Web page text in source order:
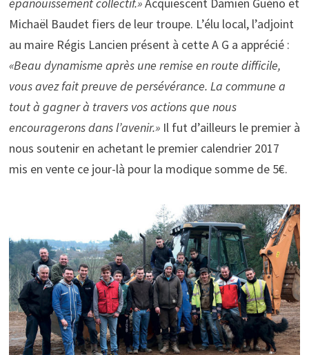
épanouissement collectif.»Acquiescent Damien Guéno et
Michaël Baudet fiers de leur troupe. L’élu local, l’adjoint
au maire Régis Lancien présent à cette A G a apprécié :
«Beau dynamisme après une remise en route difficile,
vous avez fait preuve de persévérance. La commune a
tout à gagner à travers vos actions que nous
encouragerons dans l’avenir.»Il fut d’ailleurs le premier à
nous soutenir en achetant le premier calendrier 2017
mis en vente ce jour-là pour la modique somme de 5€.